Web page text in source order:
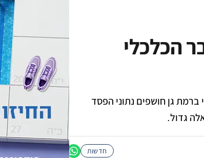
הכלכלי
גן חושפים נתוני הפסד
גדול.
חדשות